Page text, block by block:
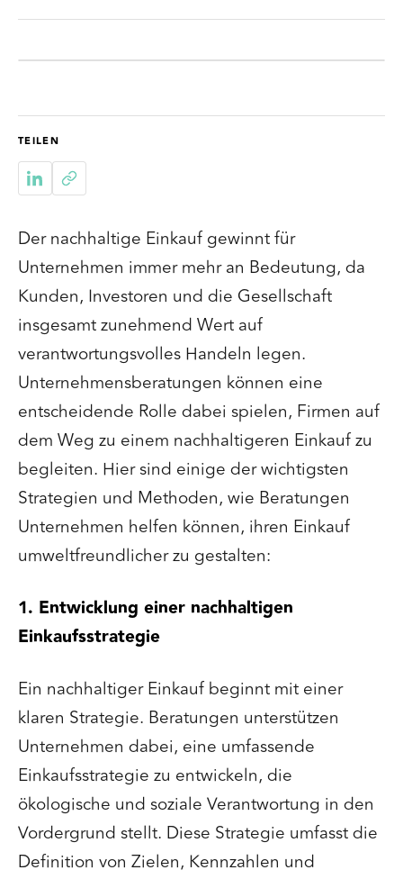
TEILEN
Der nachhaltige Einkauf gewinnt für
Unternehmen immer mehr an Bedeutung, da
Kunden, Investoren und die Gesellschaft
insgesamt zunehmend Wert auf
verantwortungsvolles Handeln legen.
Unternehmensberatungen können eine
entscheidende Rolle dabei spielen, Firmen auf
dem Weg zu einem nachhaltigeren Einkauf zu
begleiten. Hier sind einige der wichtigsten
Strategien und Methoden, wie Beratungen
Unternehmen helfen können, ihren Einkauf
umweltfreundlicher zu gestalten:
1. Entwicklung einer nachhaltigen
Einkaufsstrategie
Ein nachhaltiger Einkauf beginnt mit einer
klaren Strategie. Beratungen unterstützen
Unternehmen dabei, eine umfassende
Einkaufsstrategie zu entwickeln, die
ökologische und soziale Verantwortung in den
Vordergrund stellt. Diese Strategie umfasst die
Definition von Zielen, Kennzahlen und